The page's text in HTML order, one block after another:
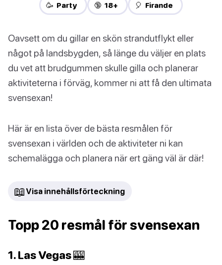
🥳 Party 🔞 18+ 🎈 Firande
Oavsett om du gillar en skön strandutflykt eller
något på landsbygden, så länge du väljer en plats
du vet att brudgummen skulle gilla och planerar
aktiviteterna i förväg, kommer ni att få den ultimata
svensexan!
Här är en lista över de bästa resmålen för
svensexan i världen och de aktiviteter ni kan
schemalägga och planera när ert gäng väl är där!
📖 Visa innehållsförteckning
Topp 20 resmål för svensexan
1. Las Vegas 🎰